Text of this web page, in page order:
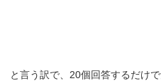
と言う訳で、20個回答するだけ